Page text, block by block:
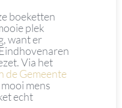
boeketten
plek
want er
Via het
de Gemeente
mens
echt